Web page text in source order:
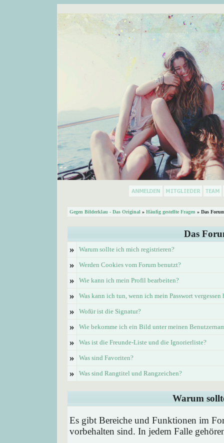
Gegen Bilderklau - Das Original » Häufig gestellte Fragen » Das
Das
»
Warum sollte ich mich registrieren?
» Werden Cookies vom Forum benutzt?
» Wie kann ich mein Profil bearbeiten?
» Was kann ich tun, wenn ich mein Passwort vergessen
» Wofür ist die Signatur?
» Wie bekomme ich ein Bild unter meinen
» Was ist die Freunde-Liste und die Ignorierliste?
» Was sind Favoriten?
» Was sind Rangtitel und Rangzeichen?
Warum
Es gibt Bereiche und Funktionen im
vorbehalten sind. In jedem Falle